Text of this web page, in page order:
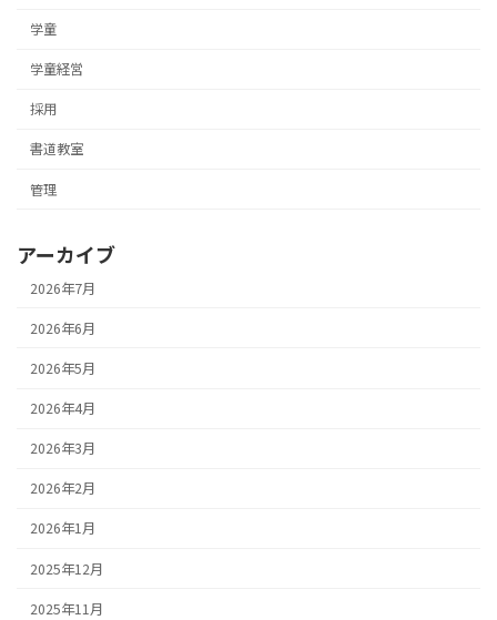
学童
学童経営
採用
書道教室
管理
アーカイブ
2026年7月
2026年6月
2026年5月
2026年4月
2026年3月
2026年2月
2026年1月
2025年12月
2025年11月